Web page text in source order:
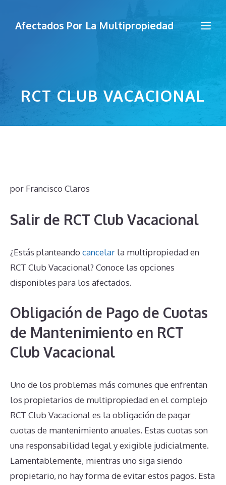
Afectados Por La Multipropiedad
RCT CLUB VACACIONAL
por Francisco Claros
Salir de RCT Club Vacacional
¿Estás planteando cancelar la multipropiedad en
RCT Club Vacacional? Conoce las opciones
disponibles para los afectados.
Obligación de Pago de Cuotas
de Mantenimiento en RCT
Club Vacacional
Uno de los problemas más comunes que enfrentan
los propietarios de multipropiedad en el complejo
RCT Club Vacacional es la obligación de pagar
cuotas de mantenimiento anuales. Estas cuotas son
una responsabilidad legal y exigible judicialmente.
Lamentablemente, mientras uno siga siendo
propietario, no hay forma de evitar estos pagos. Esta